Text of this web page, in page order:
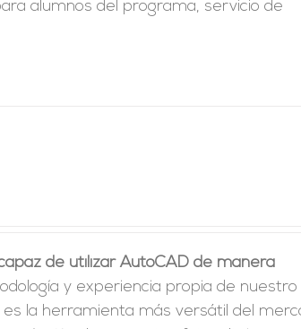
alumnos del programa, servicio de
de utilizar AutoCAD de manera
y experiencia propia de
la herramienta más versátil del